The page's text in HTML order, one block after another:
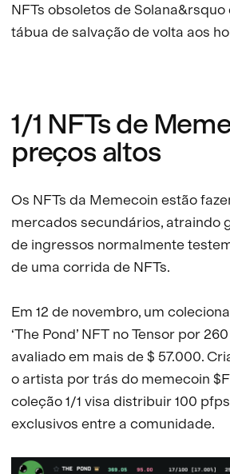
NFTs obsoletos de
tábua de salvação de volta aos
1/1 NFTs de
preços altos
Os NFTs da Memecoin estão
mercados secundários, atraindo
de ingressos normalmente
de uma corrida de NFTs.
Em 12 de novembro, um
‘The Pond’ NFT no Tensor por
avaliado em mais de $ 57.000.
o artista por trás do memecoin
coleção 1/1 visa distribuir 100
exclusivos entre a comunidade.